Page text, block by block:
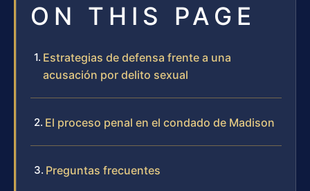
ON THIS PAGE
Estrategias de defensa frente a una
acusación por delito sexual
El proceso penal en el condado de Madison
Preguntas frecuentes